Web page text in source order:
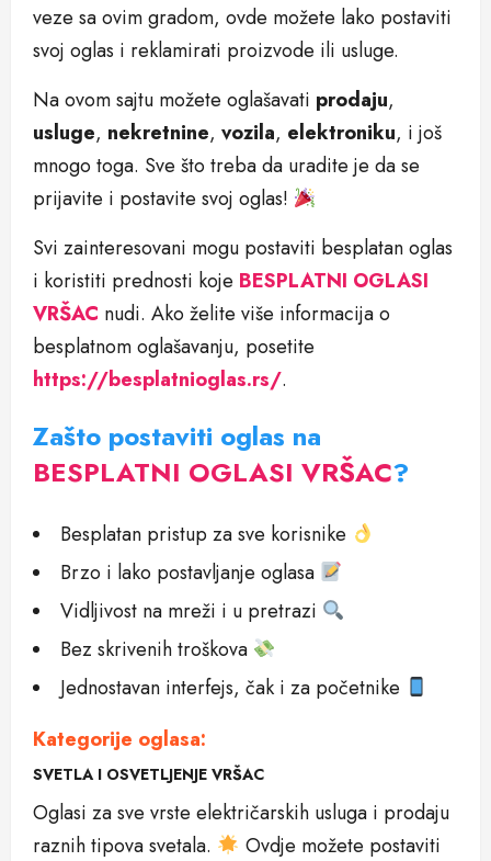
veze sa ovim gradom, ovde možete lako postaviti
svoj oglas i reklamirati proizvode ili usluge.
Na ovom sajtu možete oglašavati prodaju,
usluge, nekretnine, vozila, elektroniku, i još
mnogo toga. Sve što treba da uradite je da se
prijavite i postavite svoj oglas!
Svi zainteresovani mogu postaviti besplatan oglas
i koristiti prednosti koje BESPLATNI OGLASI
VRŠAC nudi. Ako želite više informacija o
besplatnom oglašavanju, posetite
https://besplatnioglas.rs/.
Zašto postaviti oglas na
BESPLATNI OGLASI VRŠAC?
Besplatan pristup za sve korisnike
Brzo i lako postavljanje oglasa
Vidljivost na mreži i u pretrazi
Bez skrivenih troškova
Jednostavan interfejs, čak i za početnike
Kategorije oglasa:
SVETLA I OSVETLJENJE VRŠAC
Oglasi za sve vrste električarskih usluga i prodaju
raznih tipova svetala.
Ovdje možete postaviti